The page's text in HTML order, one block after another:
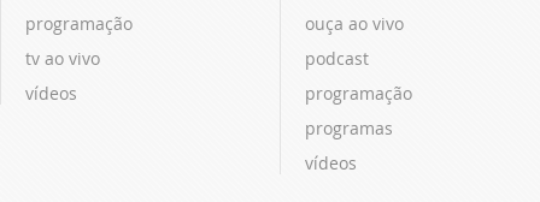
programação
tv ao vivo
vídeos
ouça ao vivo
podcast
programação
programas
vídeos